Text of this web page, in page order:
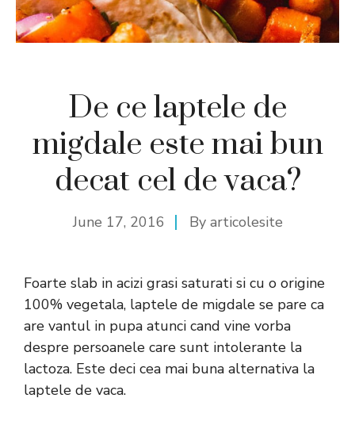
De ce laptele de
migdale este mai bun
decat cel de vaca?
June 17, 2016 By articolesite
Foarte slab in acizi grasi saturati si cu o origine
100% vegetala, laptele de migdale se pare ca
are vantul in pupa atunci cand vine vorba
despre persoanele care sunt intolerante la
lactoza. Este deci cea mai buna alternativa la
laptele de vaca.